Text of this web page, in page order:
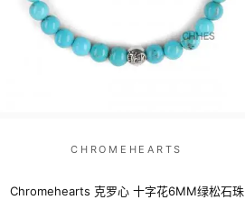
CHROMEHEARTS
Chromehearts 克罗心 十字花6MM绿松石珠